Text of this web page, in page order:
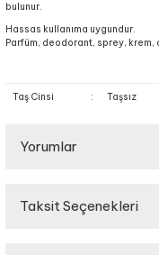
bulunur.
Hassas kullanıma uygundur.
Parfüm, deodorant, sprey, krem,
Taş Cinsi : Taşsız
Yorumlar
Taksit Seçenekleri